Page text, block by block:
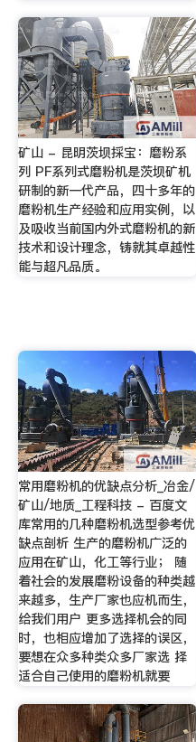
矿山 - 昆明茨坝採宝：磨粉系
列 PF系列式磨粉机是茨坝矿机
研制的新一代产品，四十多年的
磨粉机生产经验和应用实例，以
及吸收当前国内外式磨粉机的新
技术和设计理念，铸就其卓越性
能与超凡品质。
常用磨粉机的优缺点分析_冶金/
矿山/地质_工程科技 - 百度文
库常用的几种磨粉机选型参考优
缺点剖析 生产的磨粉机广泛的
应用在矿山，化工等行业； 随
着社会的发展磨粉设备的种类越
来越多，生产厂家也应机而生，
给我们用户 更多选择机会的同
时，也相应增加了选择的误区，
要想在众多种类众多厂家选 择
适合自己使用的磨粉机就要